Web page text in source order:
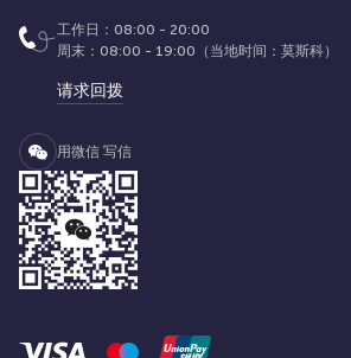
工作日：08:00 - 20:00
周末：08:00 - 19:00（当地时间：莫斯科）
请求回拨
用微信 写信